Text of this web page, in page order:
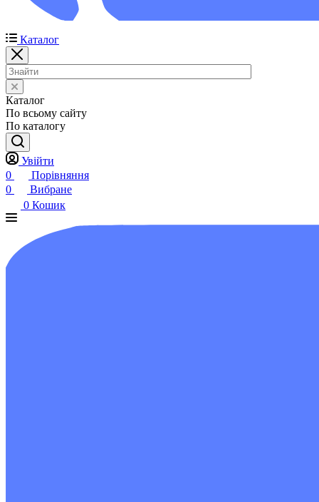
Каталог
Каталог
По всьому сайту
По каталогу
Увійти
0
Порівняння
0
Вибране
0 Кошик